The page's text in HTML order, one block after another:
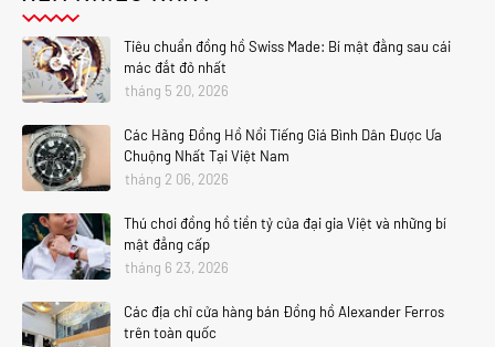
Tiêu chuẩn đồng hồ Swiss Made: Bí mật đằng sau cái
mác đắt đỏ nhất
tháng 5 20, 2026
Các Hãng Đồng Hồ Nổi Tiếng Giá Bình Dân Được Ưa
Chuộng Nhất Tại Việt Nam
tháng 2 06, 2026
Thú chơi đồng hồ tiền tỷ của đại gia Việt và những bí
mật đẳng cấp
tháng 6 23, 2026
Các địa chỉ cửa hàng bán Đồng hồ Alexander Ferros
trên toàn quốc